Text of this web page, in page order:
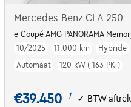
Mercedes-Benz CLA 250
e Coupé AMG PANORAMA
10/2025
11.000 km
Hybride
Automaat
120 kW ( 163 PK )
€39.450 1 ✓ BTW